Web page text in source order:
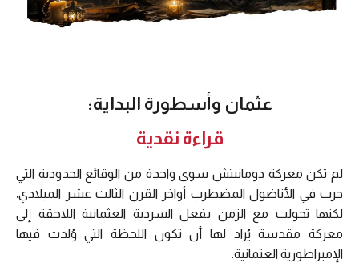
عثمان وأسطورة البداية:
قراءة نقدية
لم تكن معركة دومانيتش سوى واحدة من الوقائع الحدودية التي
جرت في الأناضول المضطرب أواخر القرن الثالث عشر الميلادي،
لكنها تحولت مع الزمن بفعل السردية العثمانية اللاحقة إلى
معركة مقدسة يُراد لها أن تكون اللحظة التي وُلدت فيها
الإمبراطورية العثمانية.